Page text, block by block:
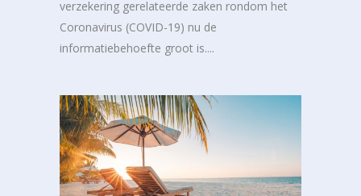
verzekering gerelateerde zaken rondom het
Coronavirus (COVID-19) nu de
informatiebehoefte groot is....